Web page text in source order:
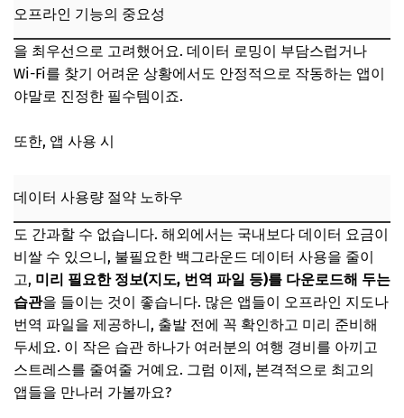
📌 지금 뜨는 꿀정보! 놓치지 마세요
추가할인 코드 WRVE6
번역 & 의사소통: 언어 장벽 허물기 (BEST 3-4)
파파고(Naver Papago): 한국어 특화 번역의 강자
추가할인 코드 WRVE6
여행 계획 & 예약: 완벽한 여행 준비 (BEST 5-6)
Booking.com / Airbnb: 숙소 예약의 A to Z
Tripadvisor / Yelp: 맛집, 명소 정보 탐색의 달인
📌 지금 뜨는 꿀정보! 놓치지 마세요
환율 & 결제: 스마트한 금전 관리 (BEST 7)
오프라인 기능의 중요성
을 최우선으로 고려했어요. 데이터 로밍이 부담스럽거나
Wi-Fi를 찾기 어려운 상황에서도 안정적으로 작동하는 앱이
야말로 진정한 필수템이죠.
또한, 앱 사용 시
데이터 사용량 절약 노하우
도 간과할 수 없습니다. 해외에서는 국내보다 데이터 요금이
비쌀 수 있으니, 불필요한 백그라운드 데이터 사용을 줄이
고, 미리 필요한 정보(지도, 번역 파일 등)를 다운로드해 두는
습관을 들이는 것이 좋습니다. 많은 앱들이 오프라인 지도나
번역 파일을 제공하니, 출발 전에 꼭 확인하고 미리 준비해
두세요. 이 작은 습관 하나가 여러분의 여행 경비를 아끼고
스트레스를 줄여줄 거예요. 그럼 이제, 본격적으로 최고의
앱들을 만나러 가볼까요?